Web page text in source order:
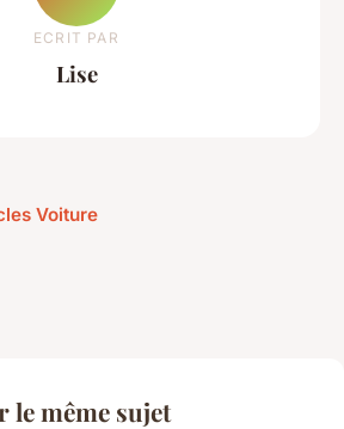
ECRIT PAR
Lise
Voiture
même sujet